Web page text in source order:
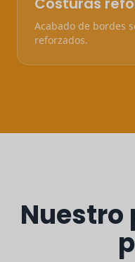
Acabado de bordes
reforzados.
Nuestro